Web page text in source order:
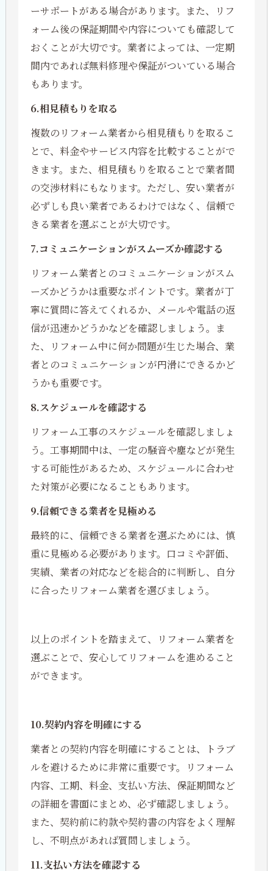
ーサポートがある場合があります。また、リフ
ォーム後の保証期間や内容についても確認して
おくことが大切です。業者によっては、一定期
間内であれば無料修理や保証がついている場合
もあります。
6.相見積もりを取る
複数のリフォーム業者から相見積もりを取るこ
とで、料金やサービス内容を比較することがで
きます。また、相見積もりを取ることで業者間
の交渉材料にもなります。ただし、安い業者が
必ずしも良い業者であるわけではなく、信頼で
きる業者を選ぶことが大切です。
7.コミュニケーションがスムーズか確認する
リフォーム業者とのコミュニケーションがスム
ーズかどうかは重要なポイントです。業者が丁
寧に質問に答えてくれるか、メールや電話の返
信が迅速かどうかなどを確認しましょう。ま
た、リフォーム中に何か問題が生じた場合、業
者とのコミュニケーションが円滑にできるかど
うかも重要です。
8.スケジュールを確認する
リフォーム工事のスケジュールを確認しましょ
う。工事期間中は、一定の騒音や塵などが発生
する可能性があるため、スケジュールに合わせ
た対策が必要になることもあります。
9.信頼できる業者を見極める
最終的に、信頼できる業者を選ぶためには、慎
重に見極める必要があります。口コミや評価、
実績、業者の対応などを総合的に判断し、自分
に合ったリフォーム業者を選びましょう。
以上のポイントを踏まえて、リフォーム業者を
選ぶことで、安心してリフォームを進めること
ができます。
10.契約内容を明確にする
業者との契約内容を明確にすることは、トラブ
ルを避けるために非常に重要です。リフォーム
内容、工期、料金、支払い方法、保証期間など
の詳細を書面にまとめ、必ず確認しましょう。
また、契約前に約款や契約書の内容をよく理解
し、不明点があれば質問しましょう。
11.支払い方法を確認する